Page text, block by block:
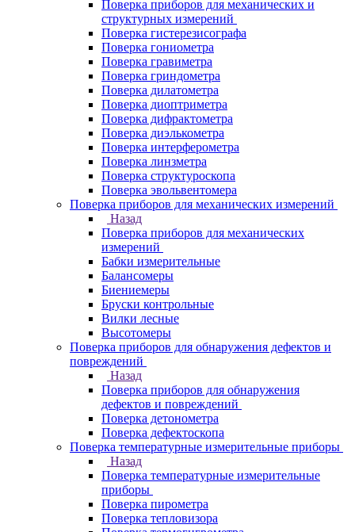
Поверка приборов для механических и
структурных измерений
Поверка гистерезисографа
Поверка гониометра
Поверка гравиметра
Поверка гриндометра
Поверка дилатометра
Поверка диоптриметра
Поверка дифрактометра
Поверка диэлькометра
Поверка интерферометра
Поверка линзметра
Поверка структуроскопа
Поверка эвольвентомера
Поверка приборов для механических измерений
Назад
Поверка приборов для механических
измерений
Бабки измерительные
Балансомеры
Биениемеры
Бруски контрольные
Вилки лесные
Высотомеры
Поверка приборов для обнаружения дефектов и
повреждений
Назад
Поверка приборов для обнаружения
дефектов и повреждений
Поверка детонометра
Поверка дефектоскопа
Поверка температурные измерительные приборы
Назад
Поверка температурные измерительные
приборы
Поверка пирометра
Поверка тепловизора